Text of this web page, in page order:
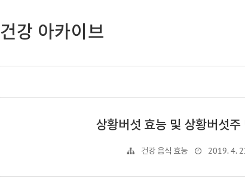
건강 아카이브
상황버섯 효능 및 상황버섯주
건강 음식 효능 2019. 4.